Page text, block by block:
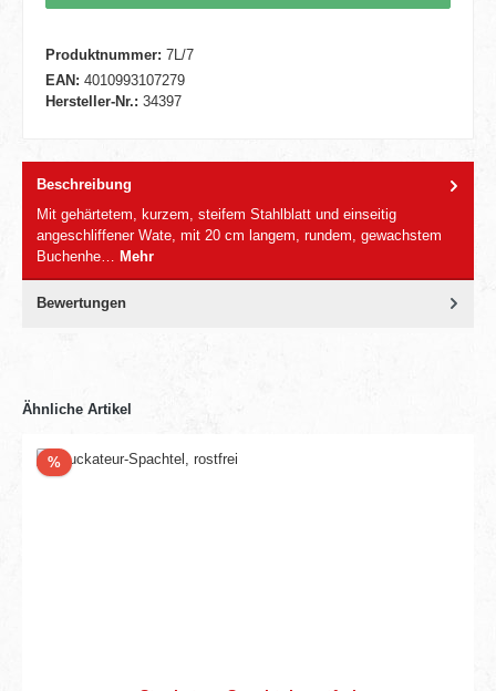
Produktnummer: 7L/7
EAN: 4010993107279
Hersteller-Nr.: 34397
Beschreibung
Mit gehärtetem, kurzem, steifem Stahlblatt und einseitig
angeschliffener Wate, mit 20 cm langem, rundem, gewachstem
Buchenhe…
Mehr
Bewertungen
Ähnliche Artikel
%Rabatt